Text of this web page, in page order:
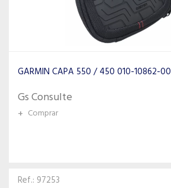
GARMIN CAPA 550 / 450 010-10862-00
Gs Consulte
+ Comprar
Ref.: 97253